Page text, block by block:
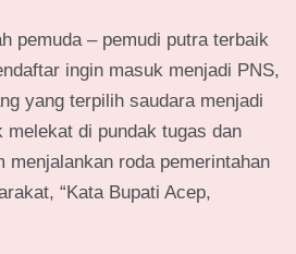
pemuda – pemudi putra terbaik
ingin masuk menjadi PNS,
yang terpilih saudara menjadi
melekat di pundak tugas dan
menjalankan roda pemerintahan
“Kata Bupati Acep,